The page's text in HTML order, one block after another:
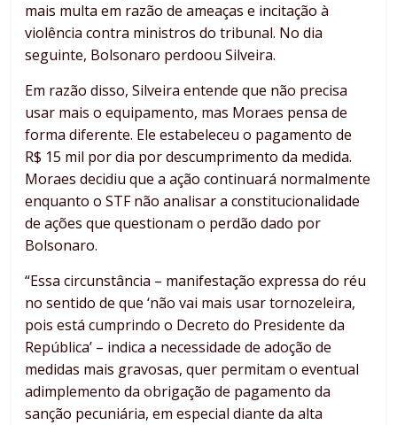
mais multa em razão de ameaças e incitação à
violência contra ministros do tribunal. No dia
seguinte, Bolsonaro perdoou Silveira.
Em razão disso, Silveira entende que não precisa
usar mais o equipamento, mas Moraes pensa de
forma diferente. Ele estabeleceu o pagamento de
R$ 15 mil por dia por descumprimento da medida.
Moraes decidiu que a ação continuará normalmente
enquanto o STF não analisar a constitucionalidade
de ações que questionam o perdão dado por
Bolsonaro.
“Essa circunstância – manifestação expressa do réu
no sentido de que ‘não vai mais usar tornozeleira,
pois está cumprindo o Decreto do Presidente da
República’ – indica a necessidade de adoção de
medidas mais gravosas, quer permitam o eventual
adimplemento da obrigação de pagamento da
sanção pecuniária, em especial diante da alta